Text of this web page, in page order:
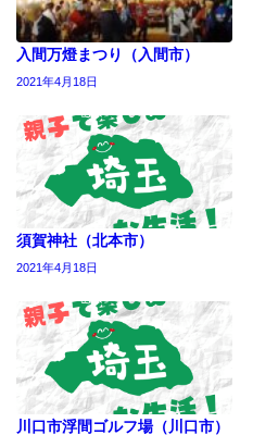
入間万燈まつり（入間市）
2021年4月18日
須賀神社（北本市）
2021年4月18日
川口市浮間ゴルフ場（川口市）